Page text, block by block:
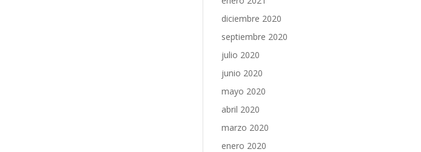
diciembre 2020
septiembre 2020
julio 2020
junio 2020
mayo 2020
abril 2020
marzo 2020
enero 2020